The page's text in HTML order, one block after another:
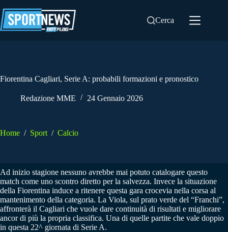
al
contenuto
Cerca
Fiorentina Cagliari, Serie A: probabili formazioni e pronostico
Redazione MME 24 Gennaio 2026
Home / Sport / Calcio
Ad inizio stagione nessuno avrebbe mai potuto catalogare questo
match come uno scontro diretto per la salvezza. Invece la situazione
della Fiorentina induce a ritenere questa gara crocevia nella corsa al
mantenimento della categoria. La Viola, sul prato verde del “Franchi”,
affronterà il Cagliari che vuole dare continuità di risultati e migliorare
ancor di più la propria classifica. Una di quelle partite che vale doppio
in questa 22^ giornata di Serie A.